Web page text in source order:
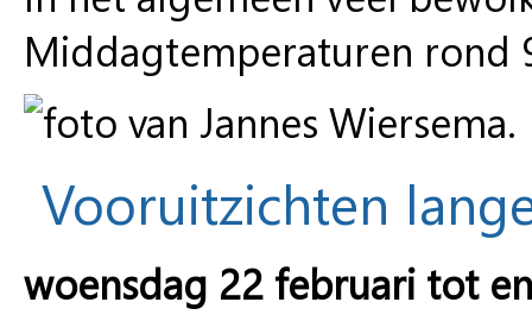
Middagtemperaturen rond
Vooruitzichten
woensdag 22 februari tot